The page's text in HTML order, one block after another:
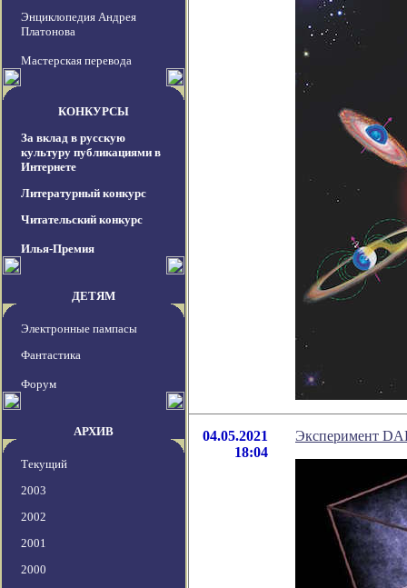
Энциклопедия Андрея
Платонова
Мастерская перевода
КОНКУРСЫ
За вклад в русскую
культуру публикациями в
Интернете
Литературный конкурс
Читательский конкурс
Илья-Премия
ДЕТЯМ
Электронные пампасы
Фантастика
Форум
АРХИВ
Текущий
2003
2002
2001
2000
04.05.2021
18:04
Эксперимент